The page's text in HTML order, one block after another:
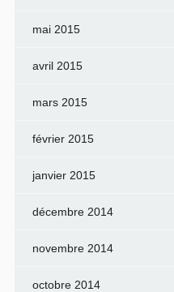
mai 2015
avril 2015
mars 2015
février 2015
janvier 2015
décembre 2014
novembre 2014
octobre 2014